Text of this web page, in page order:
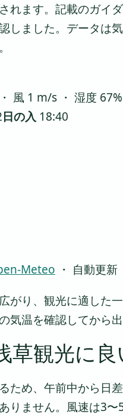
れます。記載のガイ
しました。データは
風 1 m/s ・ 湿度 67%
日の入 18:40
Meteo ・ 自動更新
がり、観光に適した
気温を確認してから出
草観光に
ため、午前中から日
りません。風速は3〜